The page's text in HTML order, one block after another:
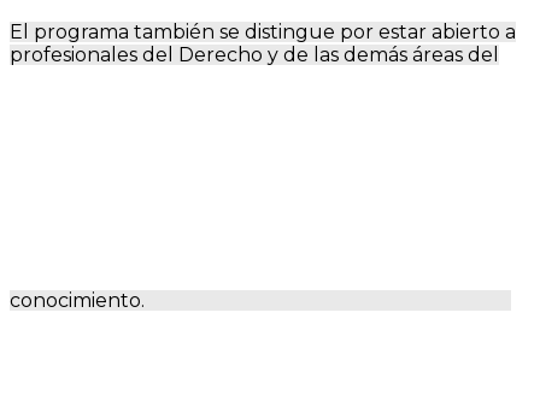
El programa también se distingue por estar abierto a
profesionales del Derecho y de las demás áreas del
conocimiento.